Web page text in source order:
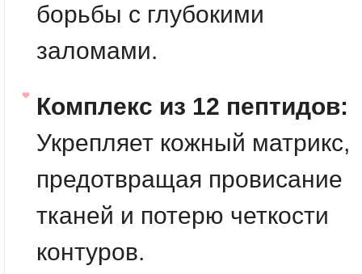
борьбы с глубокими
заломами.
Комплекс из 12 пептидов:
Укрепляет кожный матрикс,
предотвращая провисание
тканей и потерю четкости
контуров.